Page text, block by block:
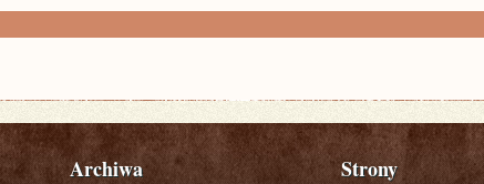
Archiwa Strony